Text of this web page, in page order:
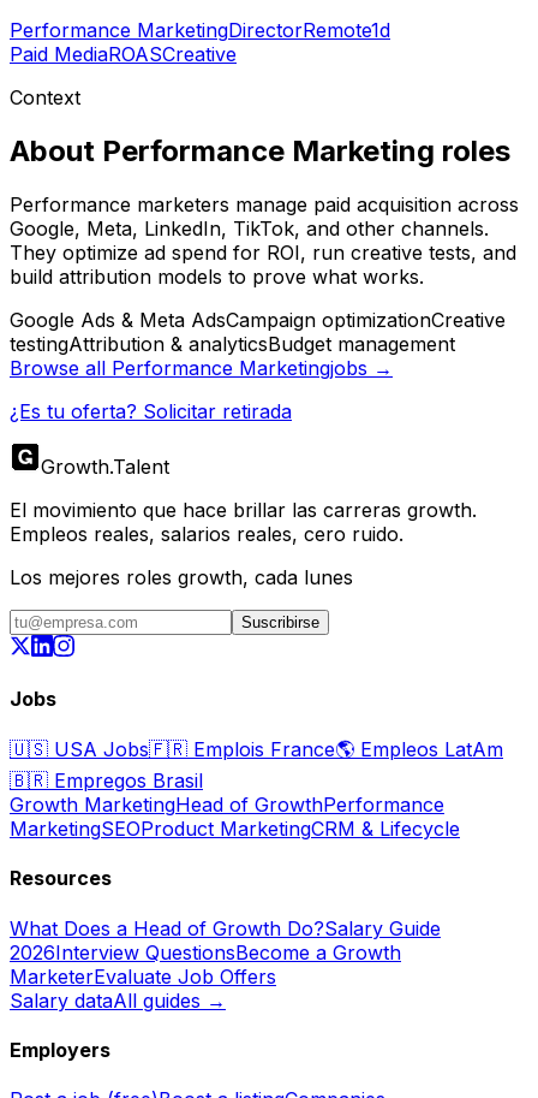
Performance MarketingDirectorRemote1d
Paid MediaROASCreative
Context
About Performance Marketing roles
Performance marketers manage paid acquisition across
Google, Meta, LinkedIn, TikTok, and other channels.
They optimize ad spend for ROI, run creative tests, and
build attribution models to prove what works.
Google Ads & Meta AdsCampaign optimizationCreative
testingAttribution & analyticsBudget management
Browse all Performance Marketingjobs →
¿Es tu oferta? Solicitar retirada
Growth.Talent
El movimiento que hace brillar las carreras growth.
Empleos reales, salarios reales, cero ruido.
Los mejores roles growth, cada lunes
Suscribirse
Jobs
🇺🇸 USA Jobs🇫🇷 Emplois France🌎 Empleos LatAm
🇧🇷 Empregos Brasil
Growth MarketingHead of GrowthPerformance
MarketingSEOProduct MarketingCRM & Lifecycle
Resources
What Does a Head of Growth Do?Salary Guide
2026Interview QuestionsBecome a Growth
MarketerEvaluate Job Offers
Salary dataAll guides →
Employers